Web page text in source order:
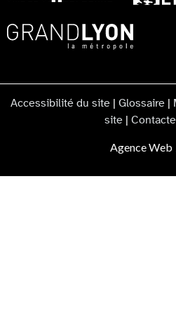
Accessibilité du site Glossaire
site
Agence Web